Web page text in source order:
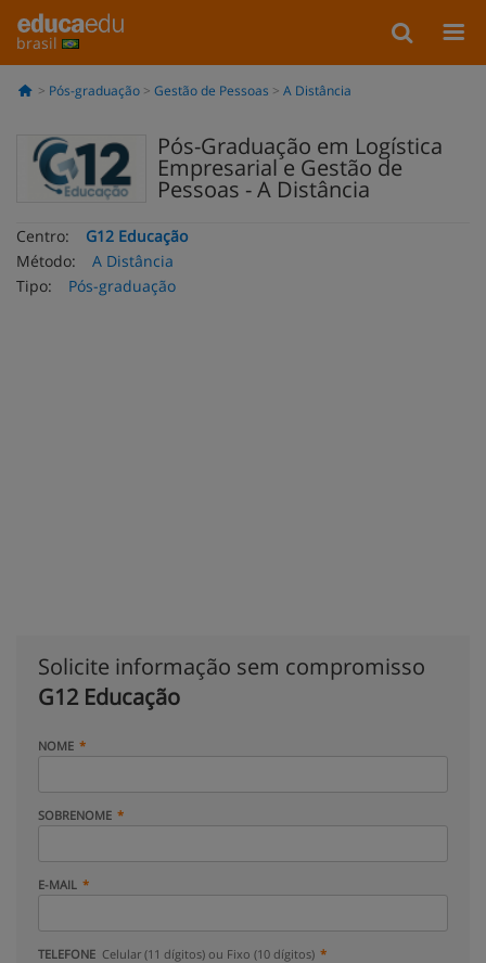
brasil
Pós-graduação Gestão de Pessoas A Distância
Pós-Graduação em Logística
Empresarial e Gestão de
Pessoas - A Distância
Centro:
G12 Educação
Método:
A Distância
Tipo:
Pós-graduação
Solicite informação sem compromisso
G12 Educação
NOME
SOBRENOME
E-MAIL
TELEFONE Celular (11 dígitos) ou Fixo (10 dígitos)